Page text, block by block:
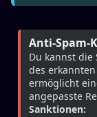
Anti-Spam-
Du kannst die
des
ermöglicht
angepasste
Sanktionen: